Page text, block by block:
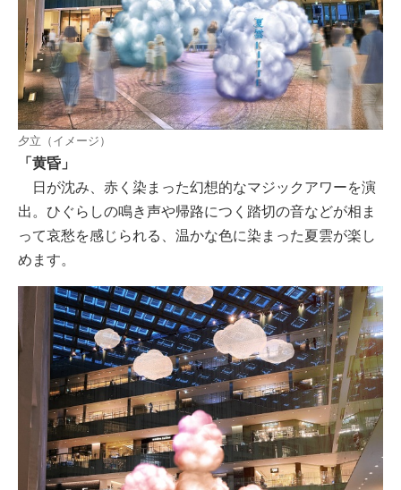
夕立（イメージ）
「黄昏」
日が沈み、赤く染まった幻想的なマジックアワーを演
出。ひぐらしの鳴き声や帰路につく踏切の音などが相ま
って哀愁を感じられる、温かな色に染まった夏雲が楽し
めます。